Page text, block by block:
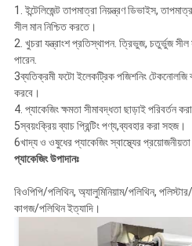
ম্যাপ
PRIVACY
POLICY
1. ইন্টেলিজেন্ট তাপমাত্রা নিয়ন্ত্রণ ডিভাইস,
সীল মান নিশ্চিত করতে।
2. খুচরা যন্ত্রাংশ প্রতিস্থাপন. ত্রিভুজ, চতুর্ভুজ
পারেন.
3ব্যতিক্রমী ফটো ইলেকট্রিক পজিশনিং টেকনোলজি
করবে।
4. প্যাকেজিং ক্ষমতা সীমাবদ্ধতা ছাড়াই পরিবর্তন
5স্বয়ংক্রিয় ব্যাচ প্রিন্টিং পণ্য,ব্যবহার করা সহজ।
6খাদ্য ও ওষুধের প্যাকেজিং স্বাস্থ্যের
প্যাকেজিং উপাদানঃ
বিওপিপি/পলিথিন, অ্যালুমিনিয়াম/পলিথিন,
কাগজ/পলিথিন ইত্যাদি।